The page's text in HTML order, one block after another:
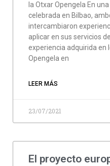
la Otxar Opengela En
celebrada en Bilbao,
intercambiaron
aplicar en sus servicios
experiencia adquirida en
Opengela en
LEER MÁS
23/07/2021
El proyecto